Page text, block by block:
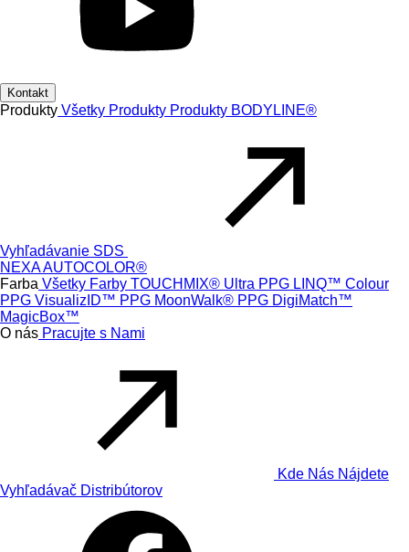
Kontakt
Produkty Všetky Produkty Produkty BODYLINE®
Vyhľadávanie SDS
NEXA AUTOCOLOR®
Farba Všetky Farby TOUCHMIX® Ultra PPG LINQ™ Colour
PPG VisualizID™ PPG MoonWalk® PPG DigiMatch™
MagicBox™
O nás Pracujte s Nami
Kde Nás Nájdete
Vyhľadávač Distribútorov